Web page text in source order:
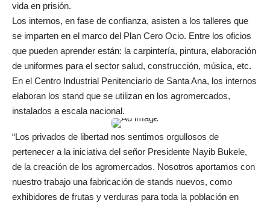
vida en prisión.
Los internos, en fase de confianza, asisten a los talleres que
se imparten en el marco del Plan Cero Ocio. Entre los oficios
que pueden aprender están: la carpintería, pintura, elaboración
de uniformes para el sector salud, construcción, música, etc.
En el Centro Industrial Penitenciario de Santa Ana, los internos
elaboran los stand que se utilizan en los agromercados,
instalados a escala nacional.
“Los privados de libertad nos sentimos orgullosos de
pertenecer a la iniciativa del señor Presidente Nayib Bukele,
de la creación de los agromercados. Nosotros aportamos con
nuestro trabajo una fabricación de stands nuevos, como
exhibidores de frutas y verduras para toda la población en